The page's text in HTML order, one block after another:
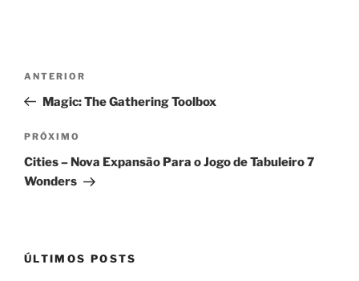
Post
Post
anterior
ANTERIOR
Magic: The Gathering Toolbox
Próximo
post
PRÓXIMO
Cities – Nova Expansão Para o Jogo de Tabuleiro 7
Wonders
ÚLTIMOS POSTS